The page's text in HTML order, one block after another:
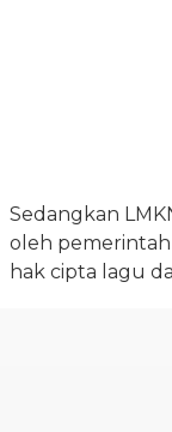
Sedangkan
oleh
hak cipta lagu